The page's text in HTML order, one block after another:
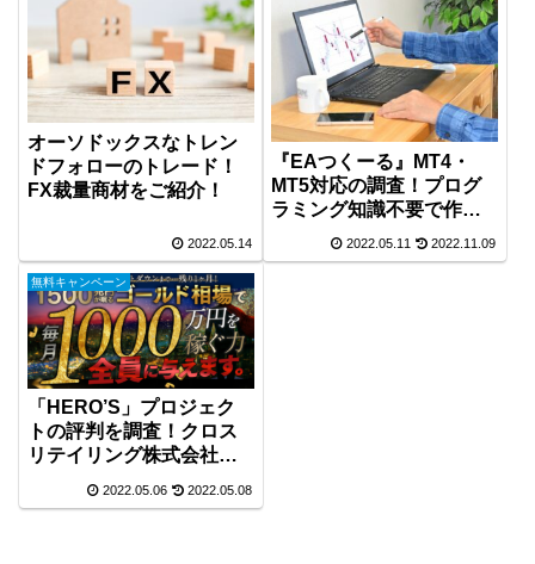
オーソドックスなトレン
ドフォローのトレード！
FX裁量商材をご紹介！
2022.05.14
『EAつくーる』MT4・
MT5対応の調査！プログ
ラミング知識不要で作れ
る EAをGogoJungleが開
発！
2022.05.11 2022.11.09
無料キャンペーン
「HERO’S」プロジェク
トの評判を調査！クロス
リテイリング株式会社の
2022.05.06 2022.05.08